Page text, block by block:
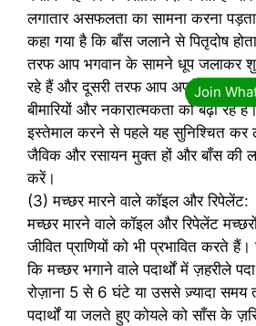
लगातार असफलता का सामना करना
कहा गया है कि बाँस जलाने से पितृदोष
तरफ आप भगवान के सामने धूप जलाकर
रहे हैं और दूसरी तरफ आप अपने घर में
बीमारियों और नकारात्मकता को बढ़ा रहे
इस्तेमाल करने से पहले यह सुनिश्चित कर
जैविक और रसायन मुक्त हों और बाँस की
करें।
(3) मच्छर मारने वाले कॉइल और रिपेलेंट:
मच्छर मारने वाले कॉइल और रिपेलेंट
जीवित प्राणियों को भी प्रभावित करते
कि मच्छर भगाने वाले पदार्थों में ज़हरीले
रोज़ाना 5 से 6 घंटे या उससे ज़्यादा समय
पदार्थों या जलते हुए कोयले को साँस के